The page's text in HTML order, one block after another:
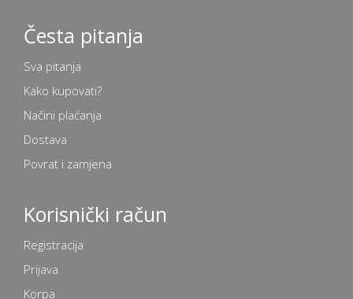
Česta pitanja
Sva pitanja
Kako kupovati?
Načini plaćanja
Dostava
Povrat i zamjena
Korisnički račun
Registracija
Prijava
Korpa